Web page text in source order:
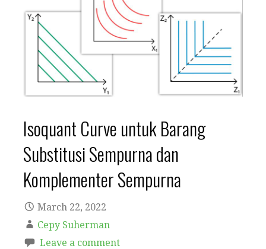
Isoquant Curve untuk Barang
Substitusi Sempurna dan
Komplementer Sempurna
March 22, 2022
Cepy Suherman
Leave a comment